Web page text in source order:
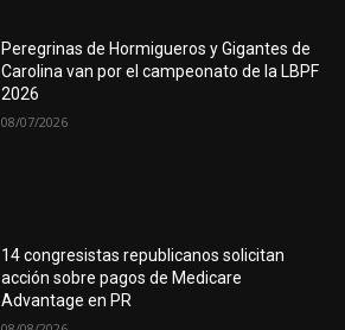
Peregrinas de Hormigueros y Gigantes de
Carolina van por el campeonato de la LBPF
2026
08/07/2026
14 congresistas republicanos solicitan
acción sobre pagos de Medicare
Advantage en PR